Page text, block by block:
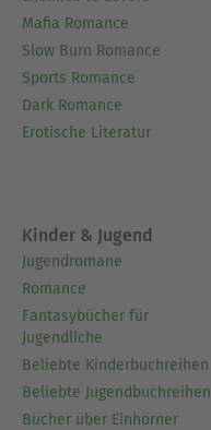
Mafia Romance
Slow Burn Romance
Sports Romance
Dark Romance
Erotische Literatur
Kinder & Jugend
Jugendromane
Romance
Fantasybücher für
Jugendliche
Beliebte Kinderbuchreihen
Beliebte Jugendbuchreihen
Bücher über Einhörner